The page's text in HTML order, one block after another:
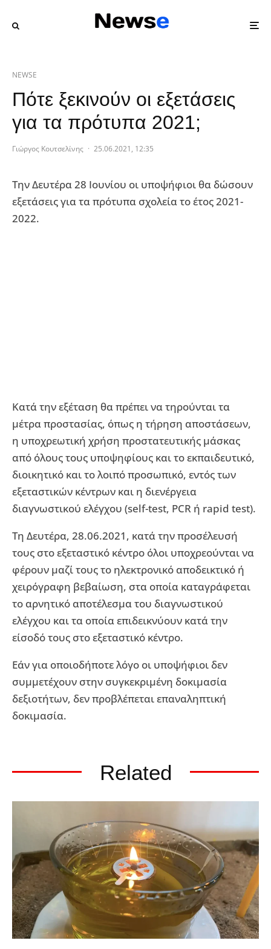
NEWSE
Πότε ξεκινούν οι εξετάσεις
για τα πρότυπα 2021;
Γιώργος Κουτσελίνης · 25.06.2021, 12:35
Την Δευτέρα 28 Ιουνίου οι υποψήφιοι θα δώσουν
εξετάσεις για τα πρότυπα σχολεία το έτος 2021-
2022.
Κατά την εξέταση θα πρέπει να τηρούνται τα
μέτρα προστασίας, όπως η τήρηση αποστάσεων,
η υποχρεωτική χρήση προστατευτικής μάσκας
από όλους τους υποψηφίους και το εκπαιδευτικό,
διοικητικό και το λοιπό προσωπικό, εντός των
εξεταστικών κέντρων και η διενέργεια
διαγνωστικού ελέγχου (self-test, PCR ή rapid test).
Τη Δευτέρα, 28.06.2021, κατά την προσέλευσή
τους στο εξεταστικό κέντρο όλοι υποχρεούνται να
φέρουν μαζί τους το ηλεκτρονικό αποδεικτικό ή
χειρόγραφη βεβαίωση, στα οποία καταγράφεται
το αρνητικό αποτέλεσμα του διαγνωστικού
ελέγχου και τα οποία επιδεικνύουν κατά την
είσοδό τους στο εξεταστικό κέντρο.
Εάν για οποιοδήποτε λόγο οι υποψήφιοι δεν
συμμετέχουν στην συγκεκριμένη δοκιμασία
δεξιοτήτων, δεν προβλέπεται επαναληπτική
δοκιμασία.
Related